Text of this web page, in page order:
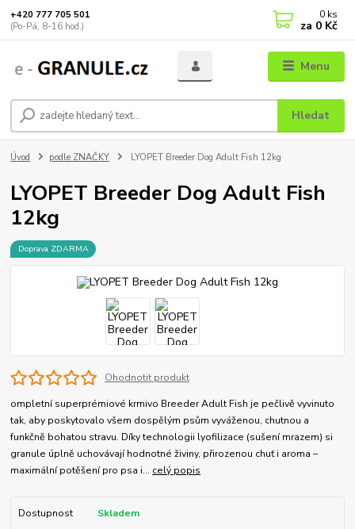
Menu
Hledat
+420 777 705 501
(Po-Pá, 8-16 hod.)
0 ks
za 0 Kč
Úvod podle ZNAČKY LYOPET Breeder Dog Adult Fish 12kg
LYOPET Breeder Dog Adult Fish
12kg
Doprava ZDARMA
Ohodnotit produkt
ompletní superprémiové krmivo Breeder Adult Fish je pečlivě vyvinuto
tak, aby poskytovalo všem dospělým psům vyváženou, chutnou a
funkčně bohatou stravu. Díky technologii lyofilizace (sušení mrazem) si
granule úplně uchovávají hodnotné živiny, přirozenou chuť i aroma –
maximální potěšení pro psa i... celý popis
Dostupnost
Skladem